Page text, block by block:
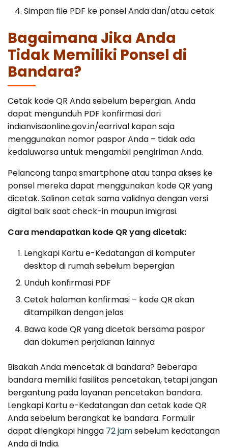
Simpan file PDF ke ponsel Anda dan/atau cetak
Bagaimana Jika Anda
Tidak Memiliki Ponsel di
Bandara?
Cetak kode QR Anda sebelum bepergian. Anda
dapat mengunduh PDF konfirmasi dari
indianvisaonline.gov.in/earrival kapan saja
menggunakan nomor paspor Anda – tidak ada
kedaluwarsa untuk mengambil pengiriman Anda.
Pelancong tanpa smartphone atau tanpa akses ke
ponsel mereka dapat menggunakan kode QR yang
dicetak. Salinan cetak sama validnya dengan versi
digital baik saat check-in maupun imigrasi.
Cara mendapatkan kode QR yang dicetak:
Lengkapi Kartu e-Kedatangan di komputer
desktop di rumah sebelum bepergian
Unduh konfirmasi PDF
Cetak halaman konfirmasi – kode QR akan
ditampilkan dengan jelas
Bawa kode QR yang dicetak bersama paspor
dan dokumen perjalanan lainnya
Bisakah Anda mencetak di bandara? Beberapa
bandara memiliki fasilitas pencetakan, tetapi jangan
bergantung pada layanan pencetakan bandara.
Lengkapi Kartu e-Kedatangan dan cetak kode QR
Anda sebelum berangkat ke bandara. Formulir
dapat dilengkapi hingga 72 jamsebelum kedatangan
Anda di India.